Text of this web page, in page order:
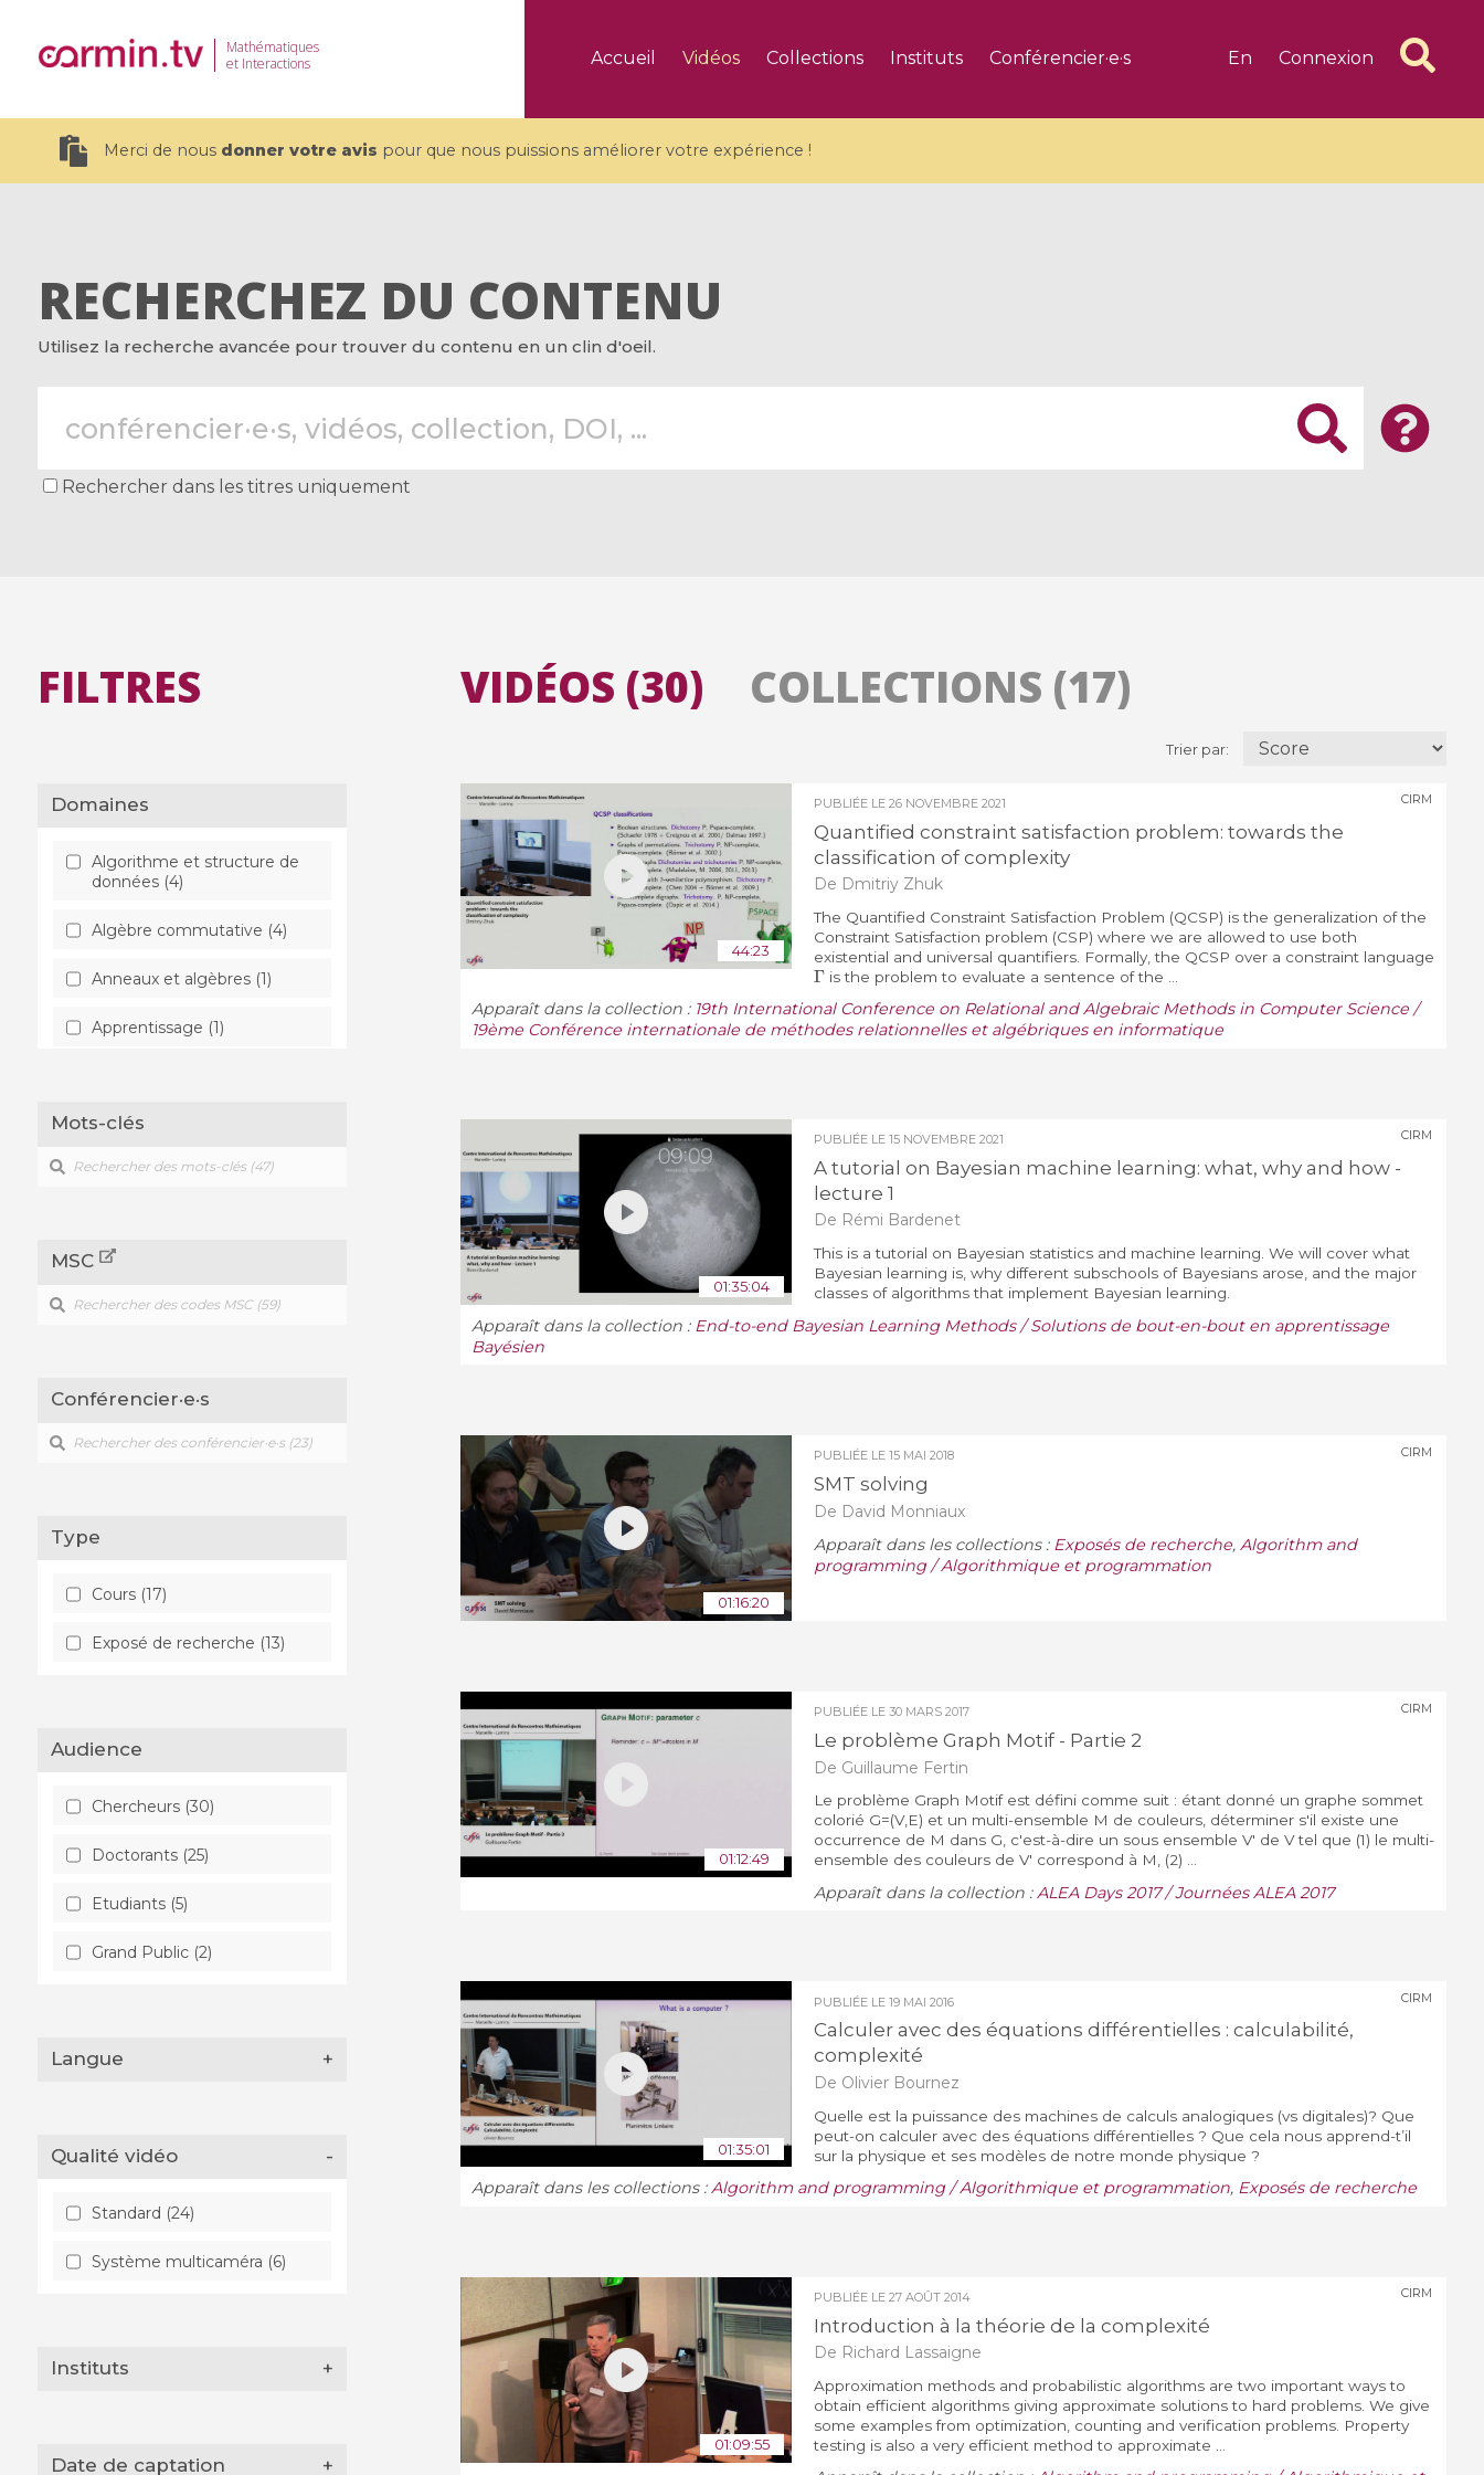
Mathématiques
et Interactions
Accueil Vidéos Collections Instituts Conférencier·e·s En Connexion
Merci de nous donner votre avis pour que nous puissions améliorer votre expérience !
19 videos
CEMRACS 2026 : Modeling and AI
Recherche Avancée en Calcul
5 videos
Coulomb branches and affine
affines
Introduction to Dissipative
Dynamical Systems in Infinite
RECHERCHEZ DU CONTENU
Utilisez la recherche avancée pour trouver du contenu en un clin d'oeil.
Rechercher dans les titres uniquement
FILTRES
Domaines
Algorithme et structure de
données (4)
Algèbre commutative (4)
Anneaux et algèbres (1)
Apprentissage (1)
Complexité (30)
Géométrie métrique (1)
Informatique (5)
Mots-clés
MSC
Conférencier·e·s
Type
Cours (17)
Exposé de recherche (13)
Audience
Chercheurs (30)
Doctorants (25)
Etudiants (5)
Grand Public (2)
Langue +
Qualité vidéo -
Standard (24)
Système multicaméra (6)
Instituts +
Date de captation +
Trier par:
VIDÉOS (30)
44:23
PUBLIÉE LE 26 NOVEMBRE 2021
Quantified constraint satisfaction problem: towards the
classification of complexity
De Dmitriy Zhuk
CIRM
The Quantified Constraint Satisfaction Problem (QCSP) is the generalization of the
Constraint Satisfaction problem (CSP) where we are allowed to use both
existential and universal quantifiers. Formally, the QCSP over a constraint language
Γis the problem to evaluate a sentence of the ...
Apparaît dans la collection : 19th International Conference on Relational and Algebraic Methods in Computer Science /
19ème Conférence internationale de méthodes relationnelles et algébriques en informatique
01:35:04
PUBLIÉE LE 15 NOVEMBRE 2021
A tutorial on Bayesian machine learning: what, why and how -
lecture 1
De Rémi Bardenet
CIRM
This is a tutorial on Bayesian statistics and machine learning. We will cover what
Bayesian learning is, why different subschools of Bayesians arose, and the major
classes of algorithms that implement Bayesian learning.
Apparaît dans la collection : End-to-end Bayesian Learning Methods / Solutions de bout-en-bout en apprentissage
Bayésien
01:16:20
PUBLIÉE LE 15 MAI 2018
SMT solving
De David Monniaux
CIRM
Apparaît dans les collections : Exposés de recherche, Algorithm and
programming / Algorithmique et programmation
01:12:49
PUBLIÉE LE 30 MARS 2017
Le problème Graph Motif - Partie 2
De Guillaume Fertin
CIRM
Le problème Graph Motif est défini comme suit : étant donné un graphe sommet
colorié G=(V,E) et un multi-ensemble M de couleurs, déterminer s'il existe une
occurrence de M dans G, c'est-à-dire un sous ensemble V' de V tel que (1) le multi-
ensemble des couleurs de V' correspond à M, (2) ...
Apparaît dans la collection :ALEA Days 2017 / Journées ALEA 2017
01:35:01
PUBLIÉE LE 19 MAI 2016
Calculer avec des équations différentielles : calculabilité,
complexité
De Olivier Bournez
CIRM
Quelle est la puissance des machines de calculs analogiques (vs digitales)? Que
peut-on calculer avec des équations différentielles ? Que cela nous apprend-t’il
sur la physique et ses modèles de notre monde physique ?
Apparaît dans les collections :Algorithm and programming / Algorithmique et programmation, Exposés de recherche
01:09:55
PUBLIÉE LE 27 AOÛT 2014
Introduction à la théorie de la complexité
De Richard Lassaigne
CIRM
Approximation methods and probabilistic algorithms are two important ways to
obtain efficient algorithms giving approximate solutions to hard problems. We give
some examples from optimization, counting and verification problems. Property
testing is also a very efficient method to approximate ...
COLLECTIONS (17)